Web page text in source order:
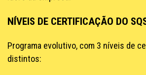
NÍVEIS DE CERTIFICAÇÃO DO
Programa evolutivo, com 3 níveis de
distintos: